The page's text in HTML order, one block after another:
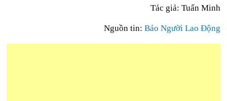
Tác giả: Tuấn Minh
Nguồn tin: Báo Người Lao Động